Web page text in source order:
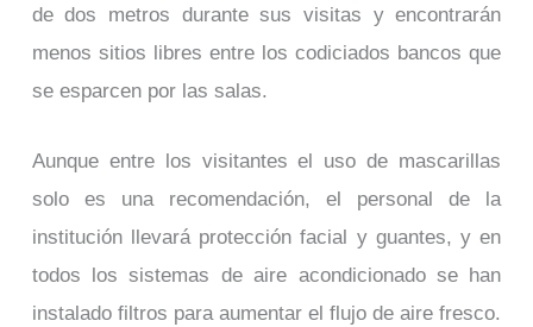
de dos metros durante sus visitas y encontrarán
menos sitios libres entre los codiciados bancos que
se esparcen por las salas.
Aunque entre los visitantes el uso de mascarillas
solo es una recomendación, el personal de la
institución llevará protección facial y guantes, y en
todos los sistemas de aire acondicionado se han
instalado filtros para aumentar el flujo de aire fresco.